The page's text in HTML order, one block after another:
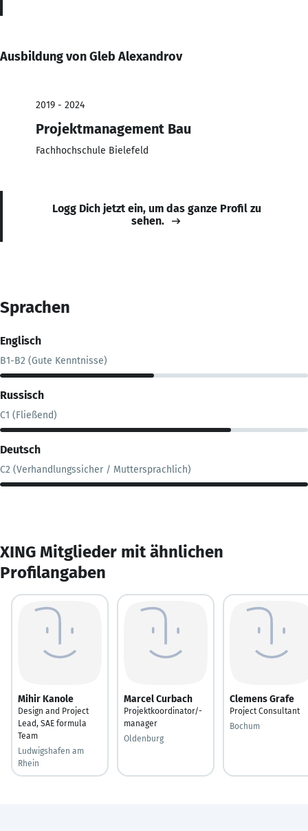
Ausbildung von Gleb Alexandrov
2019 - 2024
Projektmanagement Bau
Fachhochschule Bielefeld
Logg Dich jetzt ein, um das ganze Profil zu
sehen.
Sprachen
Englisch
B1-B2 (Gute Kenntnisse)
Russisch
C1 (Fließend)
Deutsch
C2 (Verhandlungssicher / Muttersprachlich)
XING Mitglieder mit ähnlichen
Profilangaben
Mihir Kanole
Design and Project
Lead, SAE formula
Team
Ludwigshafen am
Rhein
Marcel Curbach
Projektkoordinator/-
manager
Oldenburg
Clemens Grafe
Project Consultant
Bochum